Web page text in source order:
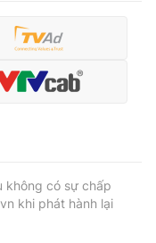
không có sự chấp
khi phát hành lại